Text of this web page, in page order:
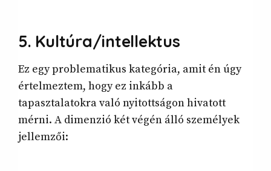
5. Kultúra/intellektus
Ez egy problematikus kategória, amit én úgy
értelmeztem, hogy ez inkább a
tapasztalatokra való nyitottságon hivatott
mérni. A dimenzió két végén álló személyek
jellemzői: